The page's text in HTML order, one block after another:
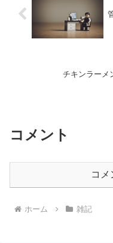
チキンラー
コメント
コメ
ホーム 雑記